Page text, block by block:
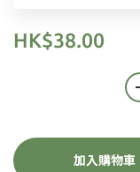
HK$38.00
加入購物車